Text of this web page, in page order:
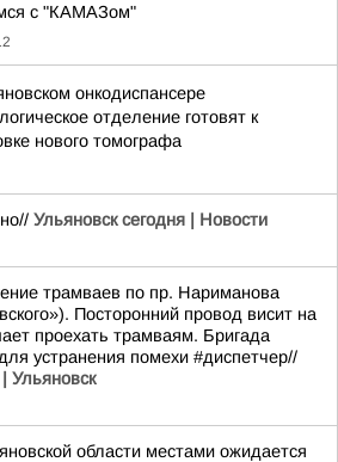
с "КАМАЗом"
онкодиспансере
отделение готовят к
нового томографа
Ульяновск сегодня | Новости
трамваев по пр. Нариманова
Посторонний провод висит на
проехать трамваям. Бригада
устранения помехи #диспетчер//
Ульяновск
области местами ожидается